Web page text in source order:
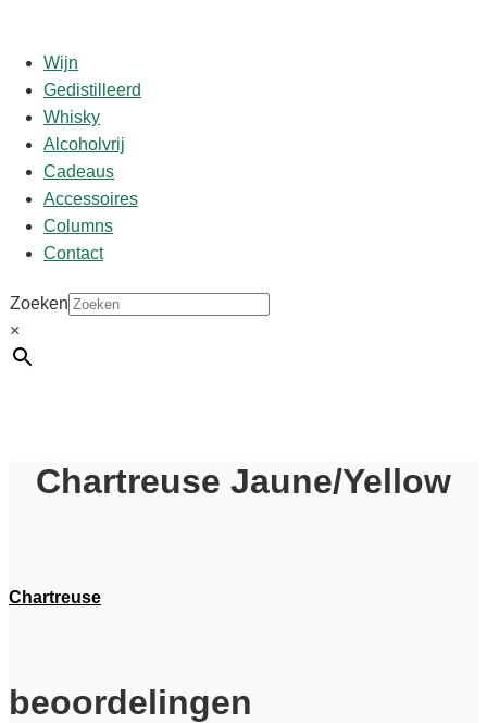
Wijn
Gedistilleerd
Whisky
Alcoholvrij
Cadeaus
Accessoires
Columns
Contact
Zoeken
×
Start/shop
Jaune/Yellow
Chartreuse Jaune/Yellow
€65,00
Uitverkocht
Chartreuse Jaune/Yellow
Chartreuse
beoordelingen